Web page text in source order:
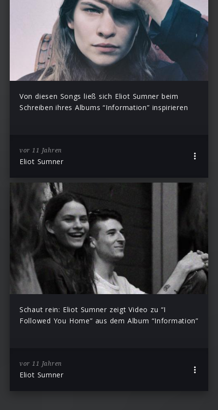
Von diesen Songs ließ sich Eliot Sumner beim
Schreiben ihres Albums “Information” inspirieren
vor 11 Jahren
Eliot Sumner
Schaut rein: Eliot Sumner zeigt Video zu “I
Followed You Home” aus dem Album “Information”
vor 11 Jahren
Eliot Sumner